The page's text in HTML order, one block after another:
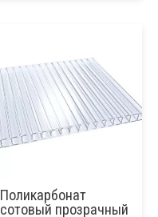
Поликарбонат
сотовый прозрачный